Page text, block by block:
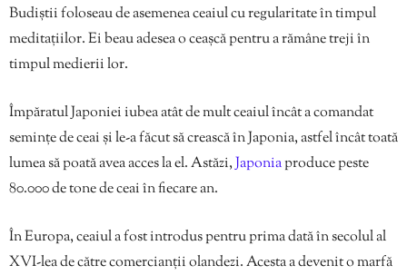
Budiștii foloseau de asemenea ceaiul cu regularitate în timpul
meditațiilor. Ei beau adesea o ceașcă pentru a rămâne treji în
timpul medierii lor.
Împăratul Japoniei iubea atât de mult ceaiul încât a comandat
semințe de ceai și le-a făcut să crească în Japonia, astfel încât toată
lumea să poată avea acces la el. Astăzi,Japoniaproduce peste
80.000 de tone de ceai în fiecare an.
În Europa, ceaiul a fost introdus pentru prima dată în secolul al
XVI-lea de către comercianții olandezi. Acesta a devenit o marfă